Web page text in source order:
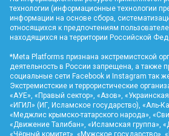
технологии (информационные технологии
информации на основе сбора,
относящихся к предпочтениям
находящихся на территории Российской
*Meta Platforms признана экстремистской
деятельность в России запрещена, а также
социальные сети Facebook и Instagram так
Экстремистские и террористические
«АУЕ», «Правый сектор», «Азов»,
«ИГИЛ» (ИГ, Исламское государство), «Аль-
«Меджлис крымско-татарского народа»,
«Движение Талибан», «Исламская группа»,
«Чёрный комитет», «Мужское государство»,